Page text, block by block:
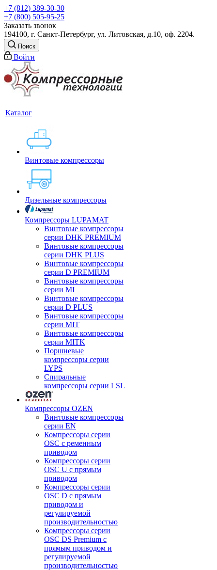
+7 (812) 389-30-30
+7 (800) 505-95-25
Заказать звонок
194100, г. Санкт-Петербург, ул. Литовская, д.10, оф. 2204.
Поиск
Войти
Каталог
Винтовые компрессоры
Дизельные компрессоры
Компрессоры LUPAMAT
Винтовые компрессоры
серии DHK PREMIUM
Винтовые компрессоры
серии DHK PLUS
Винтовые компрессоры
серии D PREMIUM
Винтовые компрессоры
серии MI
Винтовые компрессоры
серии D PLUS
Винтовые компрессоры
серии MIT
Винтовые компрессоры
серии MITK
Поршневые
компрессоры серии
LYPS
Спиральные
компрессоры серии LSL
Компрессоры OZEN
Винтовые компрессоры
серии EN
Компрессоры серии
OSC с ременным
приводом
Компрессоры серии
OSC U с прямым
приводом
Компрессоры серии
OSC D с прямым
приводом и
регулируемой
производительностью
Компрессоры серии
OSC DS Premium с
прямым приводом и
регулируемой
производительностью